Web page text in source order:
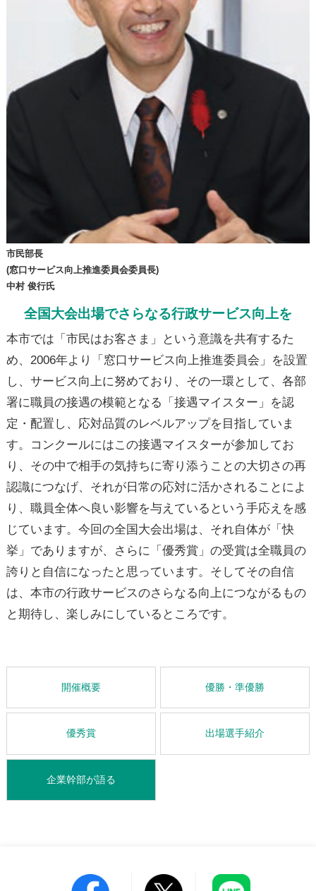
市民部長
(窓口サービス向上推進委員会委員長)
中村 俊行氏
全国大会出場でさらなる行政サービス向上を
本市では「市民はお客さま」という意識を共有するた
め、2006年より「窓口サービス向上推進委員会」を設置
し、サービス向上に努めており、その一環として、各部
署に職員の接遇の模範となる「接遇マイスター」を認
定・配置し、応対品質のレベルアップを目指していま
す。コンクールにはこの接遇マイスターが参加してお
り、その中で相手の気持ちに寄り添うことの大切さの再
認識につなげ、それが日常の応対に活かされることによ
り、職員全体へ良い影響を与えているという手応えを感
じています。今回の全国大会出場は、それ自体が「快
挙」でありますが、さらに「優秀賞」の受賞は全職員の
誇りと自信になったと思っています。そしてその自信
は、本市の行政サービスのさらなる向上につながるもの
と期待し、楽しみにしているところです。
開催概要 優勝・準優勝
優秀賞 出場選手紹介
企業幹部が語る